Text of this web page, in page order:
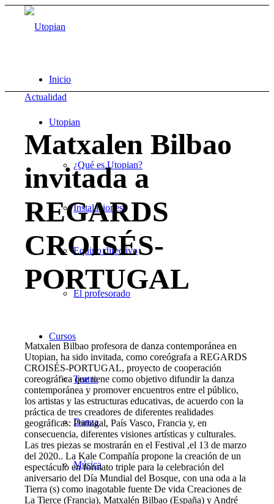
Inicio
Utopian
¿Qué es Utopian?
Instalaciones
Equipo directivo
El profesorado
Cursos
Teatro
Danza
Música
Actualidad
Matxalen Bilbao
invitada a
REGARDS
CROISÉS-
PORTUGAL
Matxalen Bilbao​ profesora de danza contemporánea en
Utopian, ha sido invitada, como coreógrafa a REGARDS
CROISÉS-PORTUGAL, proyecto de cooperación
coreográfica que tiene como objetivo difundir la danza
contemporánea y promover encuentros entre el público,
los artistas y las estructuras educativas, de acuerdo con la
práctica de tres creadores de diferentes realidades
geográficas: Portugal, País Vasco, Francia y, en
consecuencia, diferentes visiones artísticas y culturales.
Las tres piezas se mostrarán en el Festival ,el 13 de marzo
del 2020.. La Kale Compañía propone la creación de un
espectáculo en formato triple para la celebración del
aniversario del Día Mundial del Bosque, con una oda a la
Tierra (s) como inagotable fuente De vida Creaciones de
La Tierce (Francia), Matxalén Bilbao (España) y André